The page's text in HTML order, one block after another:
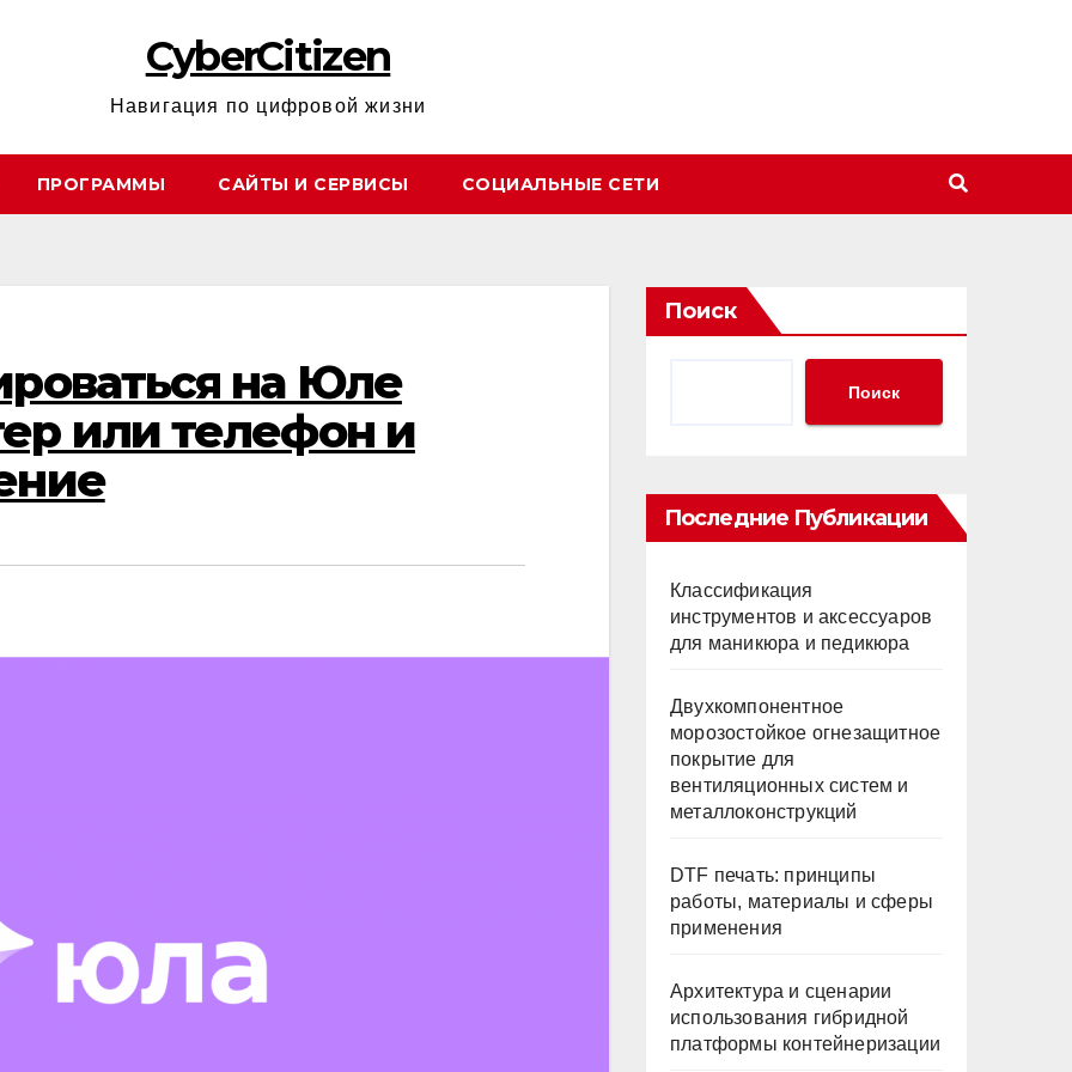
CyberCitizen
Навигация по цифровой жизни
ПРОГРАММЫ САЙТЫ И СЕРВИСЫ СОЦИАЛЬНЫЕ СЕТИ
на Юле
или телефон и
Поиск
Поиск
Последние Публикации
Классификация
инструментов и аксессуаров
для маникюра и педикюра
Двухкомпонентное
морозостойкое огнезащитное
покрытие для
вентиляционных систем и
металлоконструкций
DTF печать: принципы
работы, материалы и сферы
применения
Архитектура и сценарии
использования гибридной
платформы контейнеризации